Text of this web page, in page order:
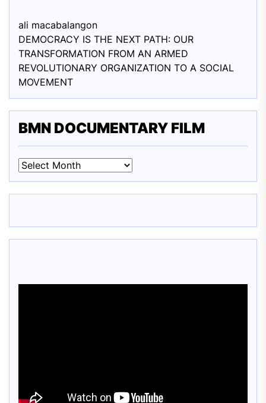
ali macabalangon
DEMOCRACY IS THE NEXT PATH: OUR
TRANSFORMATION FROM AN ARMED
REVOLUTIONARY ORGANIZATION TO A SOCIAL
MOVEMENT
BMN DOCUMENTARY FILM
BMN